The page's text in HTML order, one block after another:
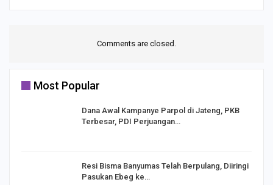
Comments are closed.
Most Popular
Dana Awal Kampanye Parpol di Jateng, PKB
Terbesar, PDI Perjuangan…
Resi Bisma Banyumas Telah Berpulang, Diiringi
Pasukan Ebeg ke…